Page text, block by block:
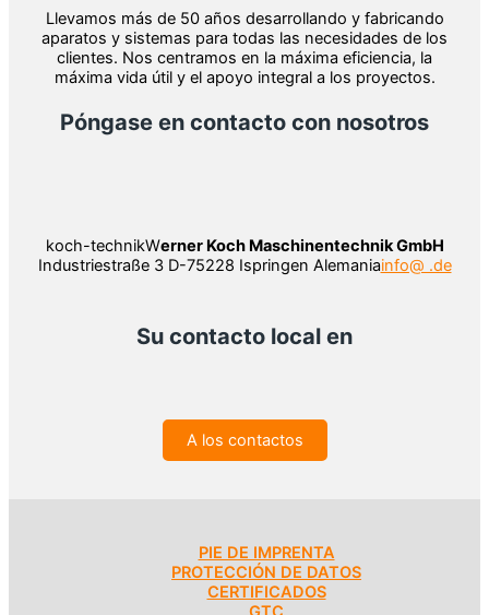
Llevamos más de 50 años desarrollando y fabricando
aparatos y sistemas para todas las necesidades de los
clientes. Nos centramos en la máxima eficiencia, la
máxima vida útil y el apoyo integral a los proyectos.
Póngase en contacto con nosotros
koch-technikWerner Koch Maschinentechnik GmbH
Industriestraße 3 D-75228 Ispringen Alemaniainfo@ .de
Su contacto local en
A los contactos
PIE DE IMPRENTA
PROTECCIÓN DE DATOS
CERTIFICADOS